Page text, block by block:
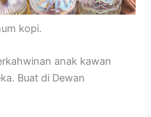
kopi.
anak kawan
Buat di Dewan